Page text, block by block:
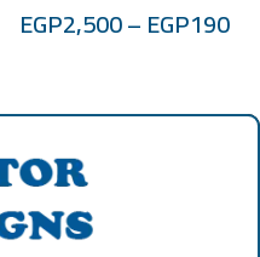
EGP190
–
EGP2,500